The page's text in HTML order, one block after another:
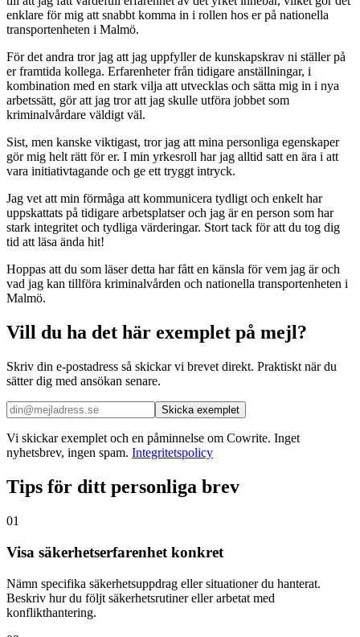
enklare för mig att snabbt komma in i rollen hos er på nationella
transportenheten i Malmö.
För det andra tror jag att jag uppfyller de kunskapskrav ni ställer på
er framtida kollega. Erfarenheter från tidigare anställningar, i
kombination med en stark vilja att utvecklas och sätta mig in i nya
arbetssätt, gör att jag tror att jag skulle utföra jobbet som
kriminalvårdare väldigt väl.
Sist, men kanske viktigast, tror jag att mina personliga egenskaper
gör mig helt rätt för er. I min yrkesroll har jag alltid satt en ära i att
vara initiativtagande och ge ett tryggt intryck.
Jag vet att min förmåga att kommunicera tydligt och enkelt har
uppskattats på tidigare arbetsplatser och jag är en person som har
stark integritet och tydliga värderingar. Stort tack för att du tog dig
tid att läsa ända hit!
Hoppas att du som läser detta har fått en känsla för vem jag är och
vad jag kan tillföra kriminalvården och nationella transportenheten i
Malmö.
Vill du ha det här exemplet på mejl?
Skriv din e-postadress så skickar vi brevet direkt. Praktiskt när du
sätter dig med ansökan senare.
Skicka exemplet
Vi skickar exemplet och en påminnelse om Cowrite. Inget
nyhetsbrev, ingen spam. Integritetspolicy
Tips för ditt personliga brev
01
Visa säkerhetserfarenhet konkret
Nämn specifika säkerhetsuppdrag eller situationer du hanterat.
Beskriv hur du följt säkerhetsrutiner eller arbetat med
konflikthantering.